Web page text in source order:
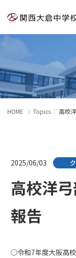
HOME Topics 高校
2025/06/03
高校洋
報告
○令和7年度大阪高